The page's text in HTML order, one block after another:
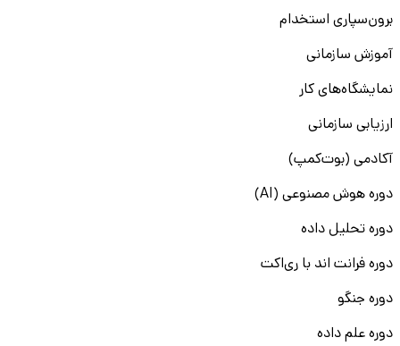
برون‌سپاری استخدام
آموزش سازمانی
نمایشگاه‌های کار
ارزیابی سازمانی
آکادمی (بوت‌کمپ)
دوره هوش مصنوعی (AI)
دوره تحلیل داده
دوره فرانت اند با ری‌اکت
دوره جنگو
دوره علم داده